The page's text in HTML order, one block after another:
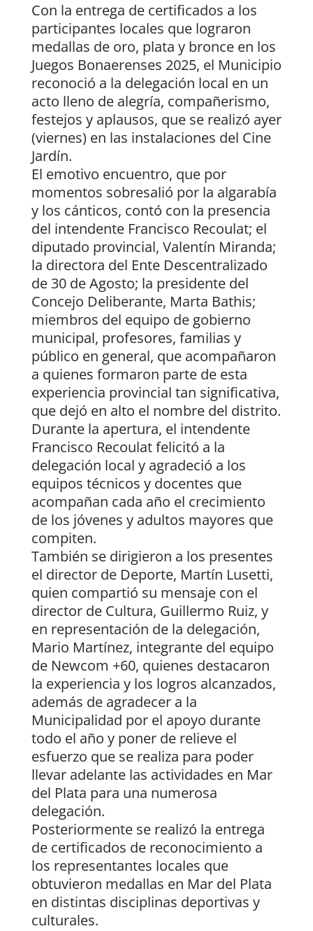
Con la entrega de certificados a los
participantes locales que lograron
medallas de oro, plata y bronce en los
Juegos Bonaerenses 2025, el Municipio
reconoció a la delegación local en un
acto lleno de alegría, compañerismo,
festejos y aplausos, que se realizó ayer
(viernes) en las instalaciones del Cine
Jardín.
El emotivo encuentro, que por
momentos sobresalió por la algarabía
y los cánticos, contó con la presencia
del intendente Francisco Recoulat; el
diputado provincial, Valentín Miranda;
la directora del Ente Descentralizado
de 30 de Agosto; la presidente del
Concejo Deliberante, Marta Bathis;
miembros del equipo de gobierno
municipal, profesores, familias y
público en general, que acompañaron
a quienes formaron parte de esta
experiencia provincial tan significativa,
que dejó en alto el nombre del distrito.
Durante la apertura, el intendente
Francisco Recoulat felicitó a la
delegación local y agradeció a los
equipos técnicos y docentes que
acompañan cada año el crecimiento
de los jóvenes y adultos mayores que
compiten.
También se dirigieron a los presentes
el director de Deporte, Martín Lusetti,
quien compartió su mensaje con el
director de Cultura, Guillermo Ruiz, y
en representación de la delegación,
Mario Martínez, integrante del equipo
de Newcom +60, quienes destacaron
la experiencia y los logros alcanzados,
además de agradecer a la
Municipalidad por el apoyo durante
todo el año y poner de relieve el
esfuerzo que se realiza para poder
llevar adelante las actividades en Mar
del Plata para una numerosa
delegación.
Posteriormente se realizó la entrega
de certificados de reconocimiento a
los representantes locales que
obtuvieron medallas en Mar del Plata
en distintas disciplinas deportivas y
culturales.